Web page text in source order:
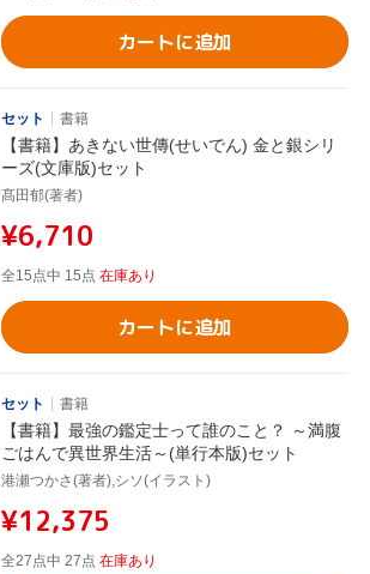
カートに追加
セット 書籍
【書籍】あきない世傳(せいでん) 金と銀シリ
ーズ(文庫版)セット
髙田郁(著者)
¥6,710
全15点中 15点 在庫あり
カートに追加
セット 書籍
【書籍】最強の鑑定士って誰のこと？ ～満腹
ごはんで異世界生活～(単行本版)セット
港瀬つかさ(著者),シソ(イラスト)
¥12,375
全27点中 27点 在庫あり